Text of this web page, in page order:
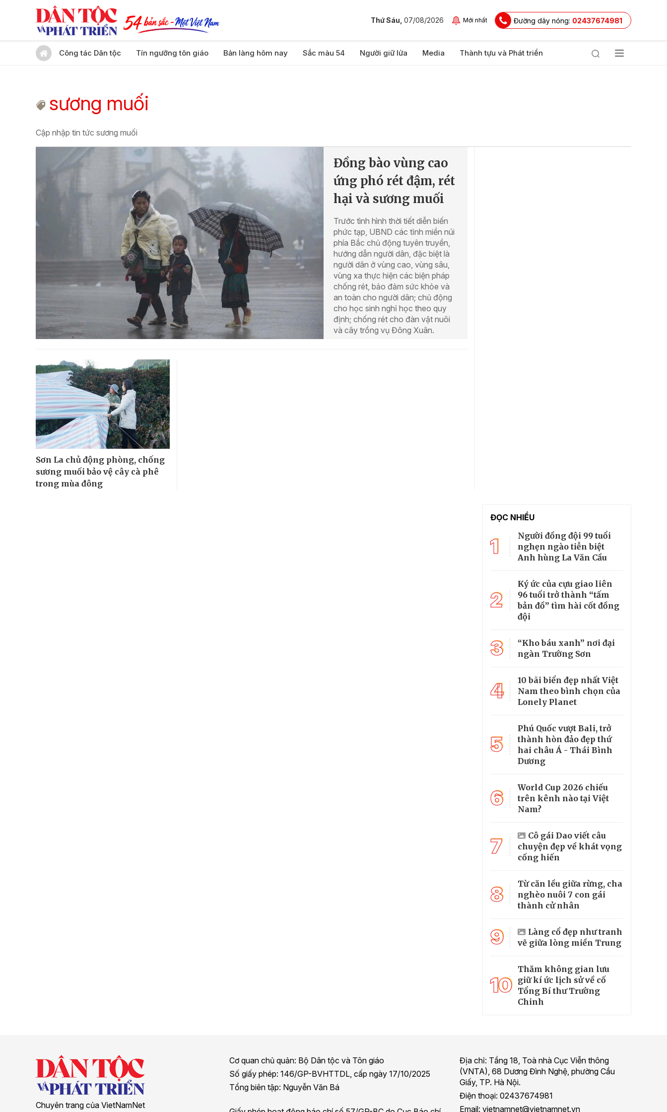
Thứ Sáu, 07/08/2026 Mới nhất Đường dây nóng: 02437674981
Công tác Dân tộc Tín ngưỡng tôn giáo Bản làng hôm nay Sắc màu 54 Người giữ lửa Media Thành tựu và Phát triển
sương muối
Cập nhập tin tức sương muối
Đồng bào vùng cao
ứng phó rét đậm, rét
hại và sương muối
Trước tình hình thời tiết diễn biến
phức tạp, UBND các tỉnh miền núi
phía Bắc chủ động tuyên truyền,
hướng dẫn người dân, đặc biệt là
người dân ở vùng cao, vùng sâu,
vùng xa thực hiện các biện pháp
chống rét, bảo đảm sức khỏe và
an toàn cho người dân; chủ động
cho học sinh nghỉ học theo quy
định; chống rét cho đàn vật nuôi
và cây trồng vụ Đông Xuân.
Sơn La chủ động phòng, chống
sương muối bảo vệ cây cà phê
trong mùa đông
ĐỌC NHIỀU
1
Người đồng đội 99 tuổi
nghẹn ngào tiễn biệt
Anh hùng La Văn Cầu
2
Ký ức của cựu giao liên
96 tuổi trở thành “tấm
bản đồ” tìm hài cốt đồng
đội
3
“Kho báu xanh” nơi đại
ngàn Trường Sơn
4
10 bãi biển đẹp nhất Việt
Nam theo bình chọn của
Lonely Planet
5
Phú Quốc vượt Bali, trở
thành hòn đảo đẹp thứ
hai châu Á - Thái Bình
Dương
6
World Cup 2026 chiếu
trên kênh nào tại Việt
Nam?
7
Cô gái Dao viết câu
chuyện đẹp về khát vọng
cống hiến
8
Từ căn lều giữa rừng, cha
nghèo nuôi 7 con gái
thành cử nhân
9
Làng cổ đẹp như tranh
vẽ giữa lòng miền Trung
10
Thăm không gian lưu
giữ kí ức lịch sử về cố
Tổng Bí thư Trường
Chinh
Chuyên trang của VietNamNet
Cơ quan chủ quản: Bộ Dân tộc và Tôn giáo
Số giấy phép: 146/GP-BVHTTDL, cấp ngày 17/10/2025
Tổng biên tập: Nguyễn Văn Bá
Địa chỉ: Tầng 18, Toà nhà Cục Viễn thông
(VNTA), 68 Dương Đình Nghệ, phường Cầu
Giấy, TP. Hà Nội.
Điện thoại: 02437674981
Email: vietnamnet@vietnamnet.vn